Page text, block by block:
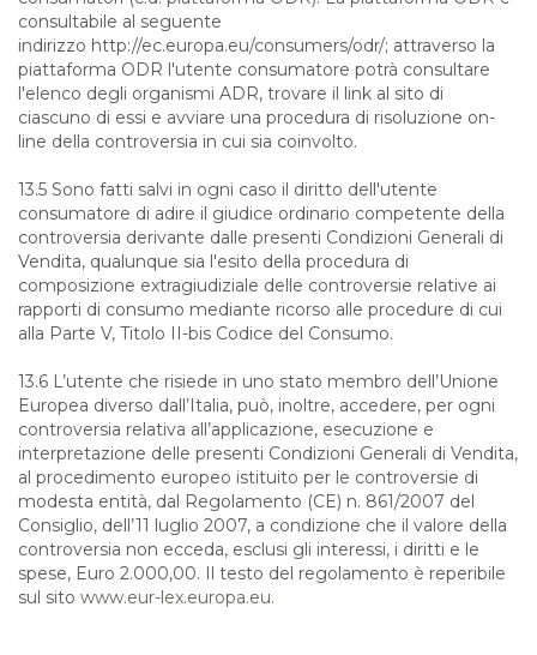
consultabile al seguente
indirizzo http://ec.europa.eu/consumers/odr/; attraverso la
piattaforma ODR l'utente consumatore potrà consultare
l'elenco degli organismi ADR, trovare il link al sito di
ciascuno di essi e avviare una procedura di risoluzione on-
line della controversia in cui sia coinvolto.
13.5 Sono fatti salvi in ogni caso il diritto dell'utente
consumatore di adire il giudice ordinario competente della
controversia derivante dalle presenti Condizioni Generali di
Vendita, qualunque sia l'esito della procedura di
composizione extragiudiziale delle controversie relative ai
rapporti di consumo mediante ricorso alle procedure di cui
alla Parte V, Titolo II-bis Codice del Consumo.
13.6 L’utente che risiede in uno stato membro dell’Unione
Europea diverso dall’Italia, può, inoltre, accedere, per ogni
controversia relativa all’applicazione, esecuzione e
interpretazione delle presenti Condizioni Generali di Vendita,
al procedimento europeo istituito per le controversie di
modesta entità, dal Regolamento (CE) n. 861/2007 del
Consiglio, dell’11 luglio 2007, a condizione che il valore della
controversia non ecceda, esclusi gli interessi, i diritti e le
spese, Euro 2.000,00. Il testo del regolamento è reperibile
sul sito www.eur-lex.europa.eu.